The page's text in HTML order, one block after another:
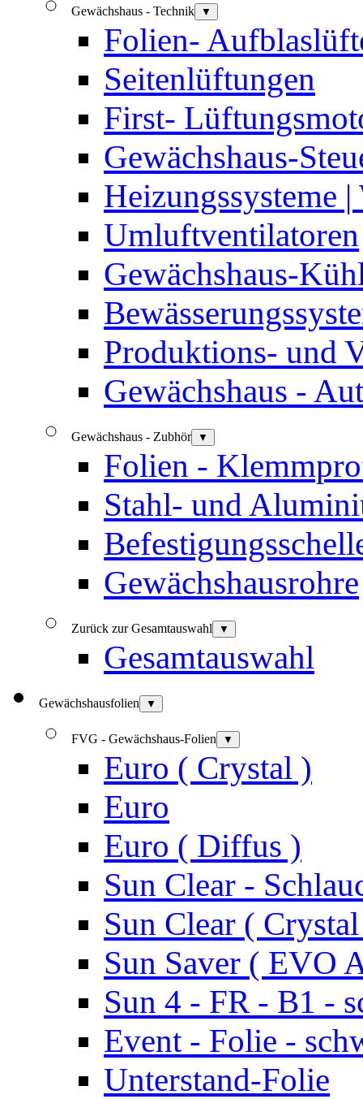
Gewächshaus - Technik ▼
Folien-
Seitenlüftungen
First-
Gewächshaus-
Heizungssysteme
Umluftventilatoren
Gewächshaus-
Produktions- und
Gewächshaus -
Gewächshaus - Zubhör ▼
Folien -
Stahl- und
Gewächshausrohre
Zurück zur Gesamtauswahl ▼
Gesamtauswahl
Gewächshausfolien ▼
FVG - Gewächshaus-Folien ▼
Euro ( Crystal )
Euro
Euro ( Diffus )
Sun Clear -
Sun Clear (
Sun Saver ( EVO
Sun 4 - FR - B1 -
Event - Folie -
Unterstand-Folie